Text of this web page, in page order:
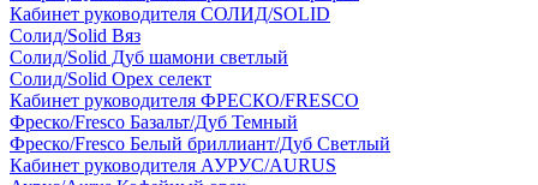
Кабинет руководителя СОЛИД/SOLID
Солид/Solid Вяз
Солид/Solid Дуб шамони светлый
Солид/Solid Орех селект
Кабинет руководителя ФРЕСКО/FRESCO
Фреско/Fresco Базальт/Дуб Темный
Фреско/Fresco Белый бриллиант/Дуб Светлый
Кабинет руководителя АУРУС/AURUS